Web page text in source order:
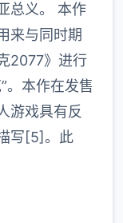
总义。 本作
来与同时期
2077》进行
。本作在发售
游戏具有反
写[5]。此